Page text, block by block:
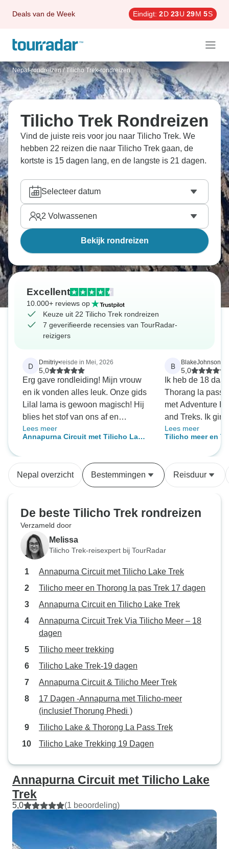
Deals van de Week Eindigt: 2D 23U 29M 3S
Nepal-rondreizen / Tilicho Trek-rondreizen
Tilicho Trek Rondreizen
Vind de juiste reis voor jou naar Tilicho Trek. We
hebben 22 reizen die naar Tilicho Trek gaan, de
kortste is 15 dagen lang, en de langste is 21 dagen.
Selecteer datum
2 Volwassenen
Bekijk rondreizen
Excellent
10.000+ reviews op
Keuze uit 22 Tilicho Trek rondreizen
7 geverifieerde recensies van TourRadar-
reizigers
D Dmitriy•reisde in Mei, 2026
5,0
Erg gave rondleiding! Mijn vrouw
en ik vonden alles leuk. Onze gids
Lilal lama is gewoon magisch! Hij
blies het stof van ons af en
omringde ons met zorg!
Lees meer
Annapurna Circuit met Tilicho Lake
B BlakeJohnson
5,0
Ik heb de 18
Thorang la pass
met Adventure
and Treks. Ik
vriend Krish, en
nooit een grote
had, was ik
Adventure
gevoel een
gids Hast
maar hij god me
komen zou. Hast
dat door niet
we ongelooflijk
ik Hast alles kon
beste keuze ooit!
wachten om
beleven!
Lees meer
Tilicho meer en
Nepal overzicht Bestemmingen Reisduur
De beste Tilicho Trek rondreizen
Verzameld door
Melissa
Tilicho Trek-reisexpert bij TourRadar
Annapurna Circuit met Tilicho Lake Trek
Tilicho meer en Thorong la pas Trek 17 dagen
Annapurna Circuit en Tilicho Lake Trek
Annapurna Circuit Trek Via Tilicho Meer – 18
dagen
Tilicho meer trekking
Tilicho Lake Trek-19 dagen
Annapurna Circuit & Tilicho Meer Trek
17 Dagen -Annapurna met Tilicho-meer
(inclusief Thorung Phedi )
Tilicho Lake & Thorong La Pass Trek
Tilicho Lake Trekking 19 Dagen
Annapurna Circuit met Tilicho Lake
Trek
5,0 (1 beoordeling)